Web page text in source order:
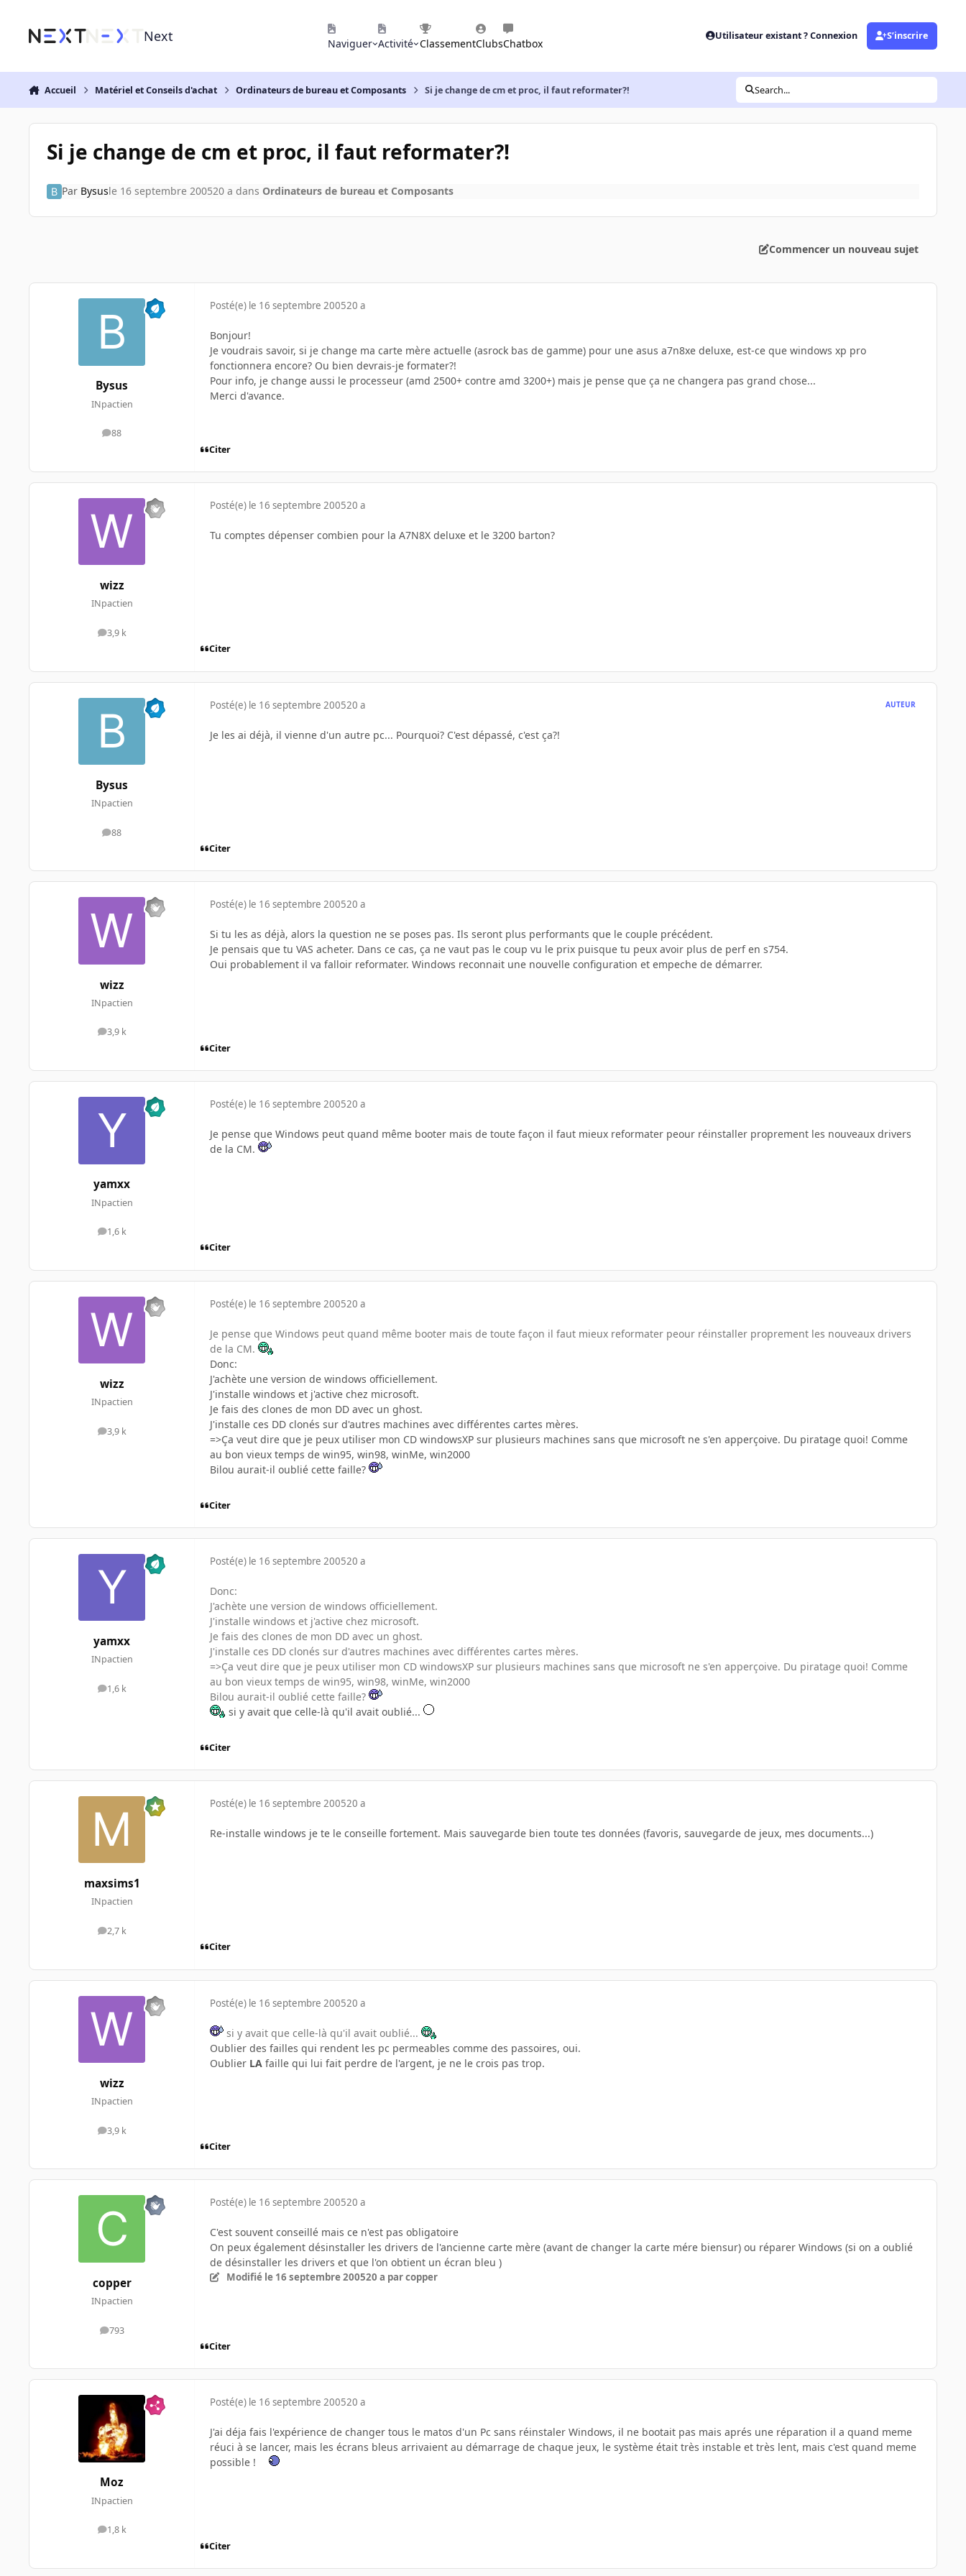
Next Naviguer Activité ClassementClubsChatbox
Utilisateur existant ? Connexion S’inscrire
Accueil Matériel et Conseils d'achat Ordinateurs de bureau et Composants Si je change de cm et proc, il faut reformater?! Search...
Si je change de cm et proc, il faut reformater?!
Par Bysusle 16 septembre 200520 a dans Ordinateurs de bureau et Composants
Commencer un nouveau sujet
Bysus
INpactien
88
messages
Posté(e) le 16 septembre 200520 a
Bonjour!
Je voudrais savoir, si je change ma carte mère actuelle (asrock bas de gamme) pour une asus a7n8xe deluxe, est-ce que windows xp pro
fonctionnera encore? Ou bien devrais-je formater?!
Pour info, je change aussi le processeur (amd 2500+ contre amd 3200+) mais je pense que ça ne changera pas grand chose...
Merci d'avance.
Citer
wizz
INpactien
3,9 k
messages
Posté(e) le 16 septembre 200520 a
Tu comptes dépenser combien pour la A7N8X deluxe et le 3200 barton?
Citer
Bysus
INpactien
88
messages
Posté(e) le 16 septembre 200520 a AUTEUR
Je les ai déjà, il vienne d'un autre pc... Pourquoi? C'est dépassé, c'est ça?!
Citer
wizz
INpactien
3,9 k
messages
Posté(e) le 16 septembre 200520 a
Si tu les as déjà, alors la question ne se poses pas. Ils seront plus performants que le couple précédent.
Je pensais que tu VAS acheter. Dans ce cas, ça ne vaut pas le coup vu le prix puisque tu peux avoir plus de perf en s754.
Oui probablement il va falloir reformater. Windows reconnait une nouvelle configuration et empeche de démarrer.
Citer
yamxx
INpactien
1,6 k
messages
Posté(e) le 16 septembre 200520 a
Je pense que Windows peut quand même booter mais de toute façon il faut mieux reformater peour réinstaller proprement les nouveaux drivers
de la CM.
Citer
wizz
INpactien
3,9 k
messages
Posté(e) le 16 septembre 200520 a
Je pense que Windows peut quand même booter mais de toute façon il faut mieux reformater peour réinstaller proprement les nouveaux drivers
de la CM.
Donc:
J'achète une version de windows officiellement.
J'installe windows et j'active chez microsoft.
Je fais des clones de mon DD avec un ghost.
J'installe ces DD clonés sur d'autres machines avec différentes cartes mères.
=>Ça veut dire que je peux utiliser mon CD windowsXP sur plusieurs machines sans que microsoft ne s'en apperçoive. Du piratage quoi! Comme
au bon vieux temps de win95, win98, winMe, win2000
Bilou aurait-il oublié cette faille?
Citer
yamxx
INpactien
1,6 k
messages
Posté(e) le 16 septembre 200520 a
Donc:
J'achète une version de windows officiellement.
J'installe windows et j'active chez microsoft.
Je fais des clones de mon DD avec un ghost.
J'installe ces DD clonés sur d'autres machines avec différentes cartes mères.
=>Ça veut dire que je peux utiliser mon CD windowsXP sur plusieurs machines sans que microsoft ne s'en apperçoive. Du piratage quoi! Comme
au bon vieux temps de win95, win98, winMe, win2000
Bilou aurait-il oublié cette faille?
si y avait que celle-là qu'il avait oublié...
Citer
maxsims1
INpactien
2,7 k
messages
Posté(e) le 16 septembre 200520 a
Re-installe windows je te le conseille fortement. Mais sauvegarde bien toute tes données (favoris, sauvegarde de jeux, mes documents...)
Citer
wizz
INpactien
3,9 k
messages
Posté(e) le 16 septembre 200520 a
si y avait que celle-là qu'il avait oublié...
Oublier des failles qui rendent les pc permeables comme des passoires, oui.
Oublier LA faille qui lui fait perdre de l'argent, je ne le crois pas trop.
Citer
copper
INpactien
793
messages
Posté(e) le 16 septembre 200520 a
C'est souvent conseillé mais ce n'est pas obligatoire
On peux également désinstaller les drivers de l'ancienne carte mère (avant de changer la carte mére biensur) ou réparer Windows (si on a oublié
de désinstaller les drivers et que l'on obtient un écran bleu )
Modifié le 16 septembre 200520 a par copper
Citer
Moz
INpactien
1,8 k
messages
Posté(e) le 16 septembre 200520 a
J'ai déja fais l'expérience de changer tous le matos d'un Pc sans réinstaler Windows, il ne bootait pas mais aprés une réparation il a quand meme
réuci à se lancer, mais les écrans bleus arrivaient au démarrage de chaque jeux, le système était très instable et très lent, mais c'est quand meme
possible !
Citer